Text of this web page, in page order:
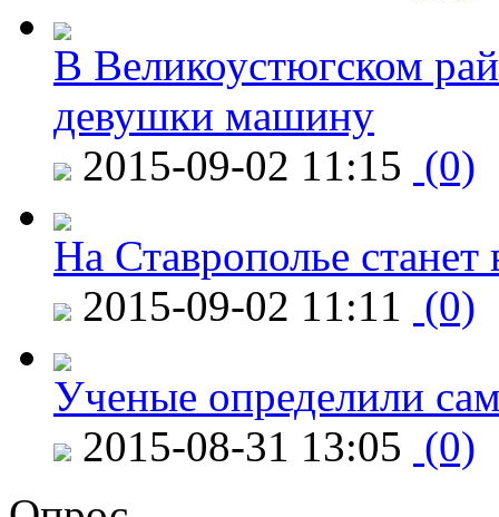
В Великоустюгском
девушки машину
2015-09-02 11:15 (0)
На Ставрополье
2015-09-02 11:11 (0)
Ученые определили
2015-08-31 13:05 (0)